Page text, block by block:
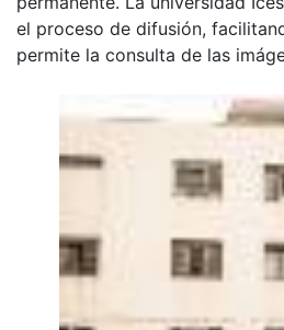
el proceso de difusión,
permite la consulta de las